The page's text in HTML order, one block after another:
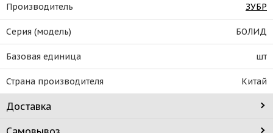
Производитель ЗУБР
Серия (модель) БОЛИД
Базовая единица шт
Страна производителя Китай
Доставка